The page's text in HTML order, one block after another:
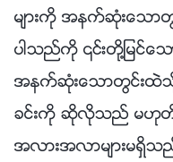
မ်ားကို အနက္ဆုံးေသာတြ
ပာသည္ကို ၎တို႔ျမင္ေသ
အနက္ဆုံးေသာတြင္းထဲ
ခင္းကို ဆိုလိုသည္ မဟုတ္ေ
အလားအလာမ်ားမရွိသည့္